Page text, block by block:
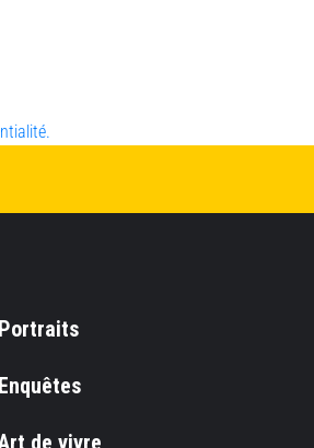
Portraits
Enquêtes
de vivre